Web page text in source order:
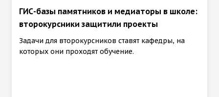
ГИС-базы памятников и медиаторы в школе:
второкурсники защитили проекты
Задачи для второкурсников ставят кафедры, на
которых они проходят обучение.